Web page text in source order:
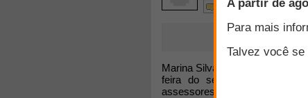
9 comentários
Marina Silva aproximou-se do
feira do setor
assessores vêm dialogando